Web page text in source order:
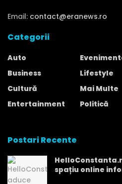
Email: contact@eranews.ro
Categorii
Auto
Business
Cultură
Entertainment
Lifestyle
Mai Multe
Politică
Postari Recente
spațiu online